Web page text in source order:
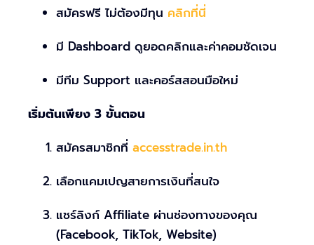
สมัครฟรี ไม่ต้องมีทุน คลิกที่นี่
มี Dashboard ดูยอดคลิกและค่าคอมชัดเจน
มีทีม Support และคอร์สสอนมือใหม่
เริ่มต้นเพียง 3 ขั้นตอน
สมัครสมาชิกที่ accesstrade.in.th
เลือกแคมเปญสายการเงินที่สนใจ
แชร์ลิงก์ Affiliate ผ่านช่องทางของคุณ
(Facebook, TikTok, Website)